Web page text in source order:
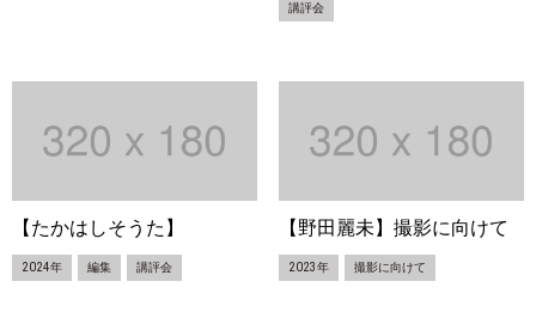
講評会
【たかはしそうた】
2024年 編集 講評会
【野田麗未】撮影に向けて
2023年 撮影に向けて